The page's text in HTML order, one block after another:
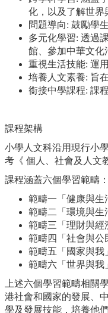
化，以及了解世界
問題導向: 鼓勵學
多元化學習: 透過
館、參加中華文化
重視生活技能: 運
培養人文素養: 旨
銜接中學課程: 課
課程架構
小學人文科沿用現行小
考《 個人、社會及人文
課程涵蓋六個學習範疇：
範疇一「健康與生
範疇二「環境與生
範疇三「理財與經
範疇四「社會與公
範疇五「國家與我
範疇六「世界與我
上述六個學習範疇相關
港社會和國家的發展、
學及發展技能，培養他